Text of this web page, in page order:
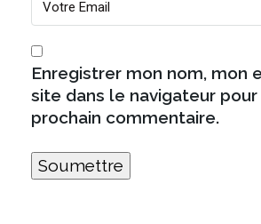
Enregistrer mon nom, mon
site dans le navigateur pour
prochain commentaire.